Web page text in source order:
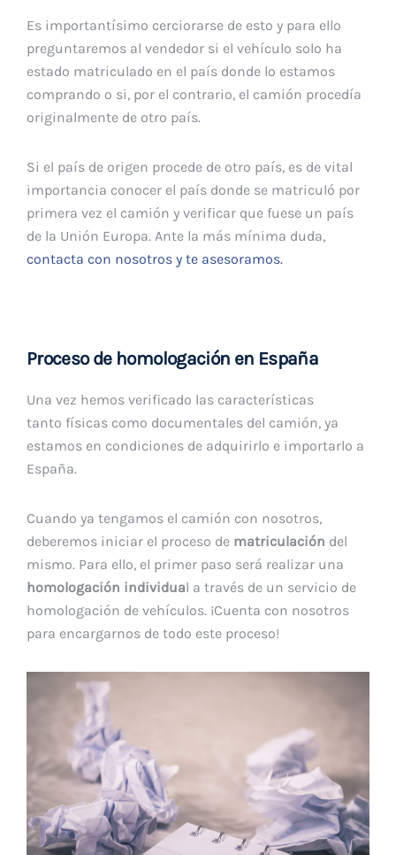
Es importantísimo cerciorarse de esto y para ello
preguntaremos al vendedor si el vehículo solo ha
estado matriculado en el país donde lo estamos
comprando o si, por el contrario, el camión procedía
originalmente de otro país.
Si el país de origen procede de otro país, es de vital
importancia conocer el país donde se matriculó por
primera vez el camión y verificar que fuese un país
de la Unión Europa. Ante la más mínima duda,
contacta con nosotros y te asesoramos.
Proceso de homologación en España
Una vez hemos verificado las características
tanto físicas como documentales del camión, ya
estamos en condiciones de adquirirlo e importarlo a
España.
Cuando ya tengamos el camión con nosotros,
deberemos iniciar el proceso de matriculación del
mismo. Para ello, el primer paso será realizar una
homologación individual a través de un servicio de
homologación de vehículos. ¡Cuenta con nosotros
para encargarnos de todo este proceso!